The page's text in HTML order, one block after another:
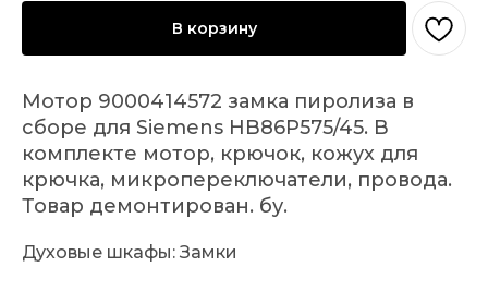
В корзину
Мотор 9000414572 замка пиролиза в
сборе для Siemens HB86P575/45. В
комплекте мотор, крючок, кожух для
крючка, микропереключатели, провода.
Товар демонтирован. бу.
Духовые шкафы: Замки